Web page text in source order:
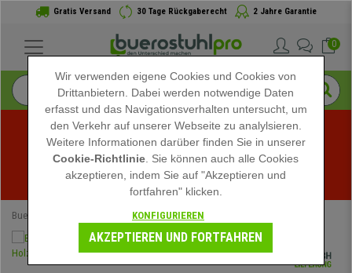
Gratis Versand 30 Tage Rückgaberecht 2 Jahre Garantie
0
Sommerschlussverkauf bei buerostuhlpro! Exklusive
Rabatte für kurze Zeit - Aktion ansehen -
Buerostuhlpro Bürowandschirm
Wir verwenden eigene Cookies und Cookies von
Drittanbietern. Dabei werden notwendige Daten
erfasst und das Navigationsverhalten untersucht, um
den Verkehr auf unserer Webseite zu analylsieren.
Weitere Informationen darüber finden Sie in unserer
Cookie-Richtlinie . Sie können auch alle Cookies
akzeptieren, indem Sie auf "Akzeptieren und
fortfahren" klicken.
KONFIGURIEREN
AKZEPTIEREN UND FORTFAHREN